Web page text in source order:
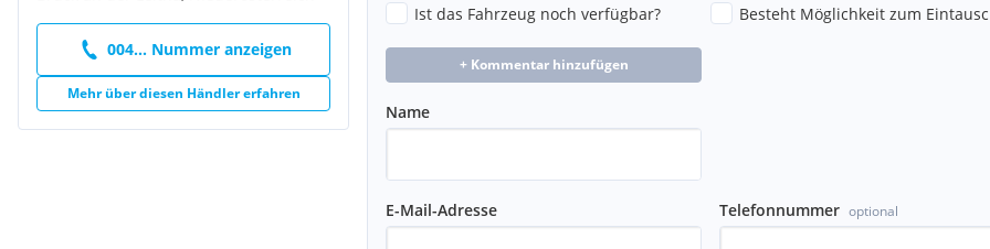
Servolenkung hydraulisch
Sitzbezug / Polsterung: Stoff
Sonnenblenden mit Spiegel (beleuchtet)
Sportdifferential
Start/Stop-Anlage
004... Nummer anzeigen
Mehr über diesen Händler erfahren
Ist das Fahrzeug noch verfügbar?
Besteht Möglichkeit zum
+ Kommentar hinzufügen
Name
E-Mail-Adresse Telefonnummer optional